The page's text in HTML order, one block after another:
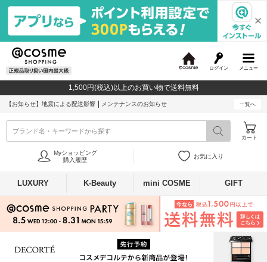
メニュー
ログイン
c
o
1,500円(税込)以上のお買い物で送料無料
【お知らせ】 地震による配送影響 メンテナンスのお知らせ 一覧へ
ブランド名・キーワードから探す
カート
Myショッピング
購入履歴
お気に入り
LUXURY K-Beauty mini COSME GIFT